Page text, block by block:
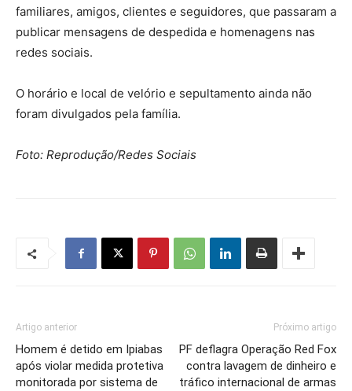
familiares, amigos, clientes e seguidores, que passaram a
publicar mensagens de despedida e homenagens nas
redes sociais.
O horário e local de velório e sepultamento ainda não
foram divulgados pela família.
Foto: Reprodução/Redes Sociais
Artigo anterior
Homem é detido em Ipiabas
após violar medida protetiva
monitorada por sistema de
Próximo artigo
PF deflagra Operação Red Fox
contra lavagem de dinheiro e
tráfico internacional de armas